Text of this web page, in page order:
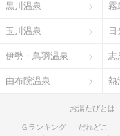
黒川温泉 霧
玉川温泉
伊勢・鳥羽温泉 志
由布院温泉 熱
お湯たびとは
Ｇランキング だれどこ